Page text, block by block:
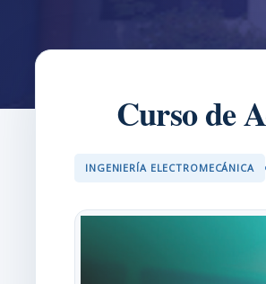
Curso de
INGENIERÍA ELECTROMECÁNICA